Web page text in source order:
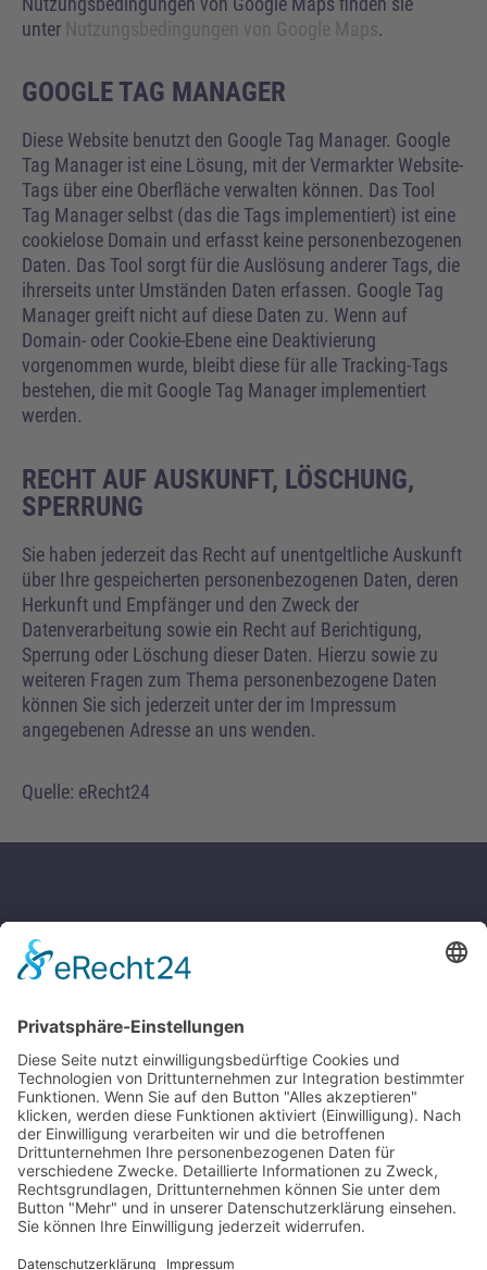
unter Nutzungsbedingungen von Google Maps.
GOOGLE TAG MANAGER
Diese Website benutzt den Google Tag Manager. Google
Tag Manager ist eine Lösung, mit der Vermarkter Website-
Tags über eine Oberfläche verwalten können. Das Tool
Tag Manager selbst (das die Tags implementiert) ist eine
cookielose Domain und erfasst keine personenbezogenen
Daten. Das Tool sorgt für die Auslösung anderer Tags, die
ihrerseits unter Umständen Daten erfassen. Google Tag
Manager greift nicht auf diese Daten zu. Wenn auf
Domain- oder Cookie-Ebene eine Deaktivierung
vorgenommen wurde, bleibt diese für alle Tracking-Tags
bestehen, die mit Google Tag Manager implementiert
werden.
RECHT AUF AUSKUNFT, LÖSCHUNG,
SPERRUNG
Sie haben jederzeit das Recht auf unentgeltliche Auskunft
über Ihre gespeicherten personenbezogenen Daten, deren
Herkunft und Empfänger und den Zweck der
Datenverarbeitung sowie ein Recht auf Berichtigung,
Sperrung oder Löschung dieser Daten. Hierzu sowie zu
weiteren Fragen zum Thema personenbezogene Daten
können Sie sich jederzeit unter der im Impressum
angegebenen Adresse an uns wenden.
Quelle: eRecht24
IMMOBILIENHAUS IN WIESBADEN
65187 Wiesbaden
Telefon +49 611 81 12 81
info@immobilienhaus.de